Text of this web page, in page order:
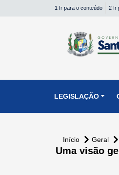
1 Ir para o conteúdo 2 Ir
LEGISLAÇÃO
Início Geral
Uma visão